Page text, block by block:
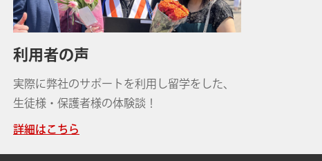
利用者の声
実際に弊社のサポートを利用し留学をした、
生徒様・保護者様の体験談！
詳細はこちら